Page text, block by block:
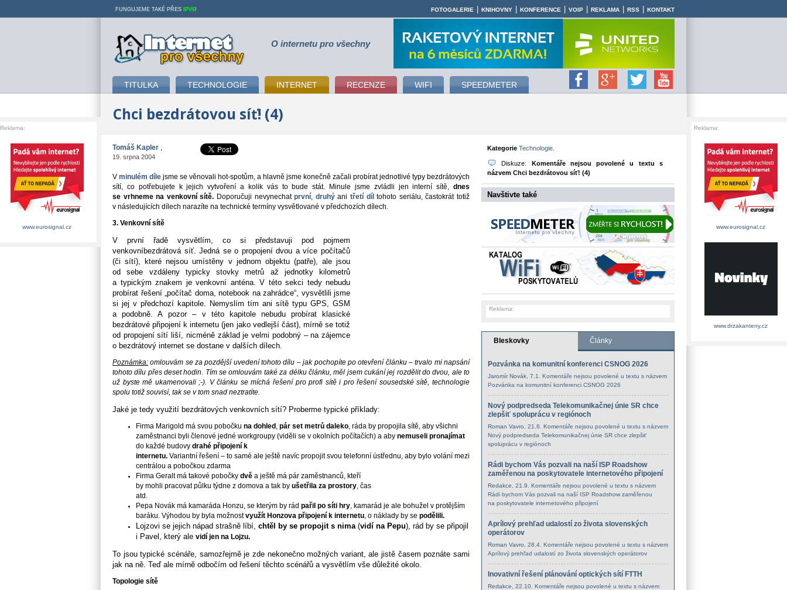
Internet pro všechny O internetu pro všechny
TITULKA TECHNOLOGIE INTERNET RECENZE WIFI SPEEDMETER
FUNGUJEME TAKÉ PŘES IPV6! FOTOGALERIE KNIHOVNY KONFERENCE VOIP REKLAMA RSS KONTAKT
Chci bezdrátovou síť! (4)
Tomáš Kapler
19. srpna 2004
V minulém díle jsme se věnovali hot-spotům, a hlavně jsme konečně začali probírat jednotlivé typy bezdrátových
sítí, co potřebujete k jejich vytvoření a kolik vás to bude stát. Minule jsme zvládli jen interní sítě, dnes
se vrhneme na venkovní sítě. Doporučuji nevynechatprvní druhýanitřetí díltohoto seriálu, častokrát totiž
v následujících dílech narazíte na technické termíny vysvětlované v předchozích dílech.
3. Venkovní sítě
V první řadě vysvětlím, co si představuji pod pojmem
venkovníbezdrátová síť. Jedná se o propojení dvou a více počítačů
(či sítí), které nejsou umístěny v jednom objektu (patře), ale jsou
od sebe vzdáleny typicky stovky metrů až jednotky kilometrů
a typickým znakem je venkovní anténa. V této sekci tedy nebudu
probírat řešení „počítač doma, notebook na zahrádce“, vysvětlili jsme
si jej v předchozí kapitole. Nemyslím tím ani sítě typu GPS, GSM
a podobně. A pozor – v této kapitole nebudu probírat klasické
bezdrátové připojení k internetu (jen jako vedlejší část), mírně se totiž
od propojení sítí liší, nicméně základ je velmi podobný – na zájemce
o bezdrátový internet se dostane v dalších dílech.
Poznámka: omlouvám se za pozdější uvedení tohoto dílu – jak pochopíte po otevření článku – trvalo mi napsání
tohoto dílu přes deset hodin. Tím se omlouvám také za délku článku, měl jsem cukání jej rozdělit do dvou, ale to
už byste mě ukamenovali ;-). V článku se míchá řešení pro profi sítě i pro řešení sousedské sítě, technologie
spolu totiž souvisí, tak se v tom snad neztratíte.
Jaké je tedy využití bezdrátových venkovních sítí? Proberme typické příklady:
Firma Marigold má svou pobočku na dohled pár set metrů daleko , ráda by propojila sítě, aby všichni
zaměstnanci byli členové jedné workgroupy (viděli se v okolních počítačích) a aby nemuseli pronajímat
do každé budovy drahé připojení k
internetu. Variantní řešení – to samé ale ještě navíc propojit svou telefonní ústřednu, aby bylo volání mezi
centrálou a pobočkou zdarma
Firma Geralt má takové pobočky dvě a ještě má pár zaměstnanců, kteří
by mohli pracovat půlku týdne z domova a tak by ušetřila za prostory , čas
atd.
Pepa Novák má kamaráda Honzu, se kterým by rád pařil po síti hry , kamarád je ale bohužel v protějším
baráku. Výhodou by byla možnostvyužít Honzova připojení k internetu , o náklady by se podělili.
Lojzovi se jejich nápad strašně líbí, chtěl by se propojit s nima (vidí na Pepu), rád by se připojil
i Pavel, který ale vidí jen na Lojzu.
To jsou typické scénáře, samozřejměje zde nekonečno možných variant, ale jistě časem poznáte sami
jak na ně. Teď ale mírně odbočím od řešení těchto scénářů a vysvětlím vše důležité okolo.
Topologie sítě
Kategorie Technologie
Diskuze: Komentáře nejsou povolené u textu s
názvem Chci bezdrátovou síť! (4)
Navštivte také
Reklama:
Bleskovky
Pozvánka na komunitní konferenci CSNOG 2026
Jaromír Novák , 7.1. Komentáře nejsou povolené u textu s názvem
Pozvánka na komunitní konferenci CSNOG 2026
Nový podpredseda Telekomunikačnej únie SR chce
zlepšiť spoluprácu v regiónoch
Roman Vavro , 21.6. Komentáře nejsou povolené u textu s názvem
Nový podpredseda Telekomunikačnej únie SR chce zlepšiť
spoluprácu v regiónoch
Rádi bychom Vás pozvali na naší ISP Roadshow
zaměřenou na poskytovatele internetového připojení
Redakce , 21.9. Komentáře nejsou povolené u textu s názvem
Rádi bychom Vás pozvali na naší ISP Roadshow zaměřenou
na poskytovatele internetového připojení
Aprílový prehľad udalostí zo života slovenských
operátorov
Roman Vavro , 28.4. Komentáře nejsou povolené u textu s názvem
Aprílový prehľad udalostí zo života slovenských operátorov
Inovativní řešení plánování optických sítí FTTH
Redakce , 22.10. Komentáře nejsou povolené u textu s názvem
Články
Reklama:
www.eurosignal.cz
Reklama:
www.eurosignal.cz
www.drzakanteny.cz